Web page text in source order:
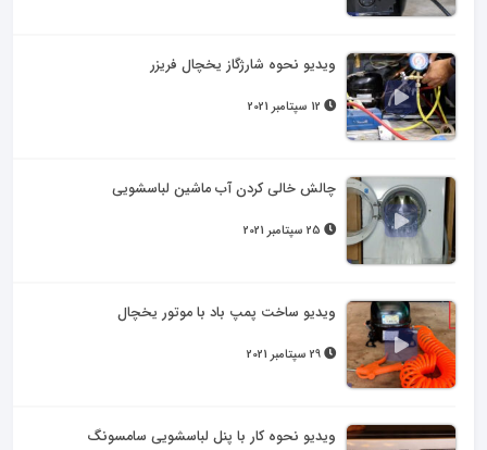
ویدیو نحوه شارژگاز یخچال فریزر
چالش خالی کردن آب ماشین لباسشویی
ویدیو ساخت پمپ باد با موتور یخچال
ویدیو نحوه کار با پنل لباسشویی سامسونگ